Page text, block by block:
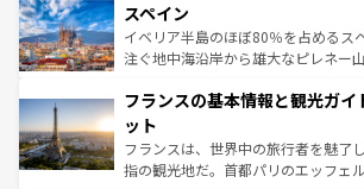
ろん、トスカーナの美しい田園風景
景など、自然景観も見逃せない。観
ピザやパスタなど、絶品のイタリア
ませてくれるイタリアで、忘れられ
なお、新着のイタリア情報は
しい。
スペイン
イベリア半島のほぼ80％を占めるス
注ぐ地中海沿岸から雄大なピレネー
文化が根付くこの国では、情熱的な
れる闘牛、そして美味しいタパスが
る。首都マドリードの洗練された雰
アートに溢れた街角から、地方では
フランスの基本情報と観光ガイ
ット
フランスは、世界中の旅行者を魅了
指の観光地だ。首都パリのエッフェ